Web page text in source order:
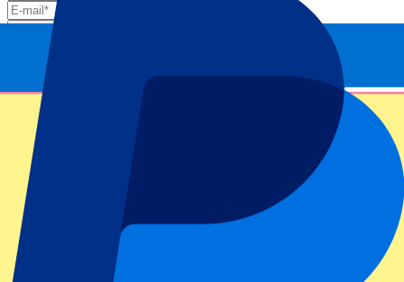
Envoyer
Vos informations seront utilisées conformément à notre
Privacy
.
Merci d'avoir envoyé le formulaire !
Informations sur l'événement